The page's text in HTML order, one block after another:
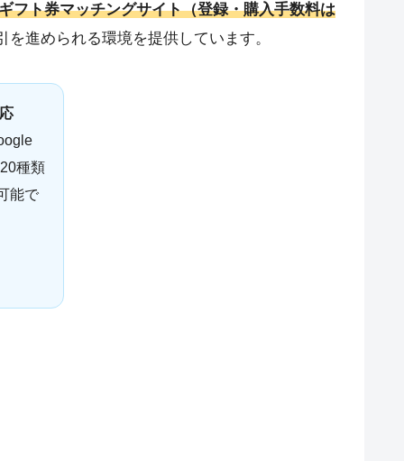
フト券マッチングサイト（登録・購入手数料は
進められる環境を提供しています。
種類
能で